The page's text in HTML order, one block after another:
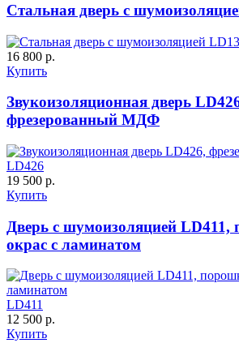
ДУБ БЕЛЁНЫЙ ДЗП
К-10 60 К-11 Н
C61 C62
Стальная дверь с
16 800 р.
Купить
Звукоизоляционная дверь
фрезерованный МДФ
LD426
19 500 р.
Купить
Дверь с шумоизоляцией
окрас с ламинатом
LD411
12 500 р.
Купить